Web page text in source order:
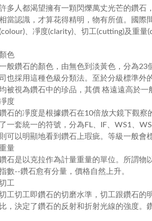
多人都渴望擁有一顆閃爍萬丈光芒的鑽石
當認識，才算花得精明，物有所值。國際
、凈度(clarity) 、切工 (cutting)及重量
顏色
般鑽石的顏色，由無色到淡黃色，分為23
也採用這種色級分類法。至於分級標準外
被視為鑽石中的珍品，其價 格遠遠高於一
度
石的凈度是根據鑽石在10倍放大鏡下觀察
了一套統一的符號，分為 FL IF WS1
則可以明顯地看到鑽石上瑕疵。等級一般會
量
石是以克拉作為計量重量的單位。所謂物
數--鑽石愈有分量，價格自然上升。
工
工切工即鑽石的切磨水準，切工跟鑽石的
比，決定了鑽石的反射和折射光線的強度。